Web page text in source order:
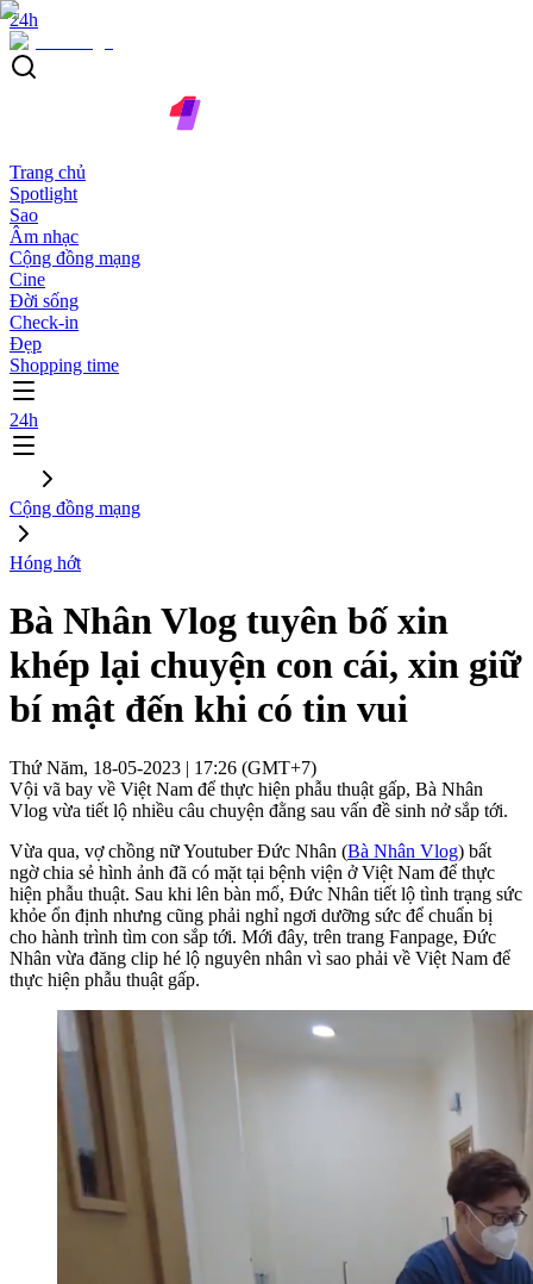
24h
Trang chủ
Spotlight
Sao
Âm nhạc
Cộng đồng mạng
Cine
Đời sống
Check-in
Đẹp
Shopping time
24h
Cộng đồng mạng
Hóng hớt
Bà Nhân Vlog tuyên bố xin
khép lại chuyện con cái, xin giữ
bí mật đến khi có tin vui
Thứ Năm, 18-05-2023 | 17:26 (GMT+7)
Vội vã bay về Việt Nam để thực hiện phẫu thuật gấp, Bà Nhân
Vlog vừa tiết lộ nhiều câu chuyện đằng sau vấn đề sinh nở sắp tới.
Vừa qua, vợ chồng nữ Youtuber Đức Nhân (Bà Nhân Vlog) bất
ngờ chia sẻ hình ảnh đã có mặt tại bệnh viện ở Việt Nam để thực
hiện phẫu thuật. Sau khi lên bàn mổ, Đức Nhân tiết lộ tình trạng sức
khỏe ổn định nhưng cũng phải nghỉ ngơi dưỡng sức để chuẩn bị
cho hành trình tìm con sắp tới. Mới đây, trên trang Fanpage, Đức
Nhân vừa đăng clip hé lộ nguyên nhân vì sao phải về Việt Nam để
thực hiện phẫu thuật gấp.